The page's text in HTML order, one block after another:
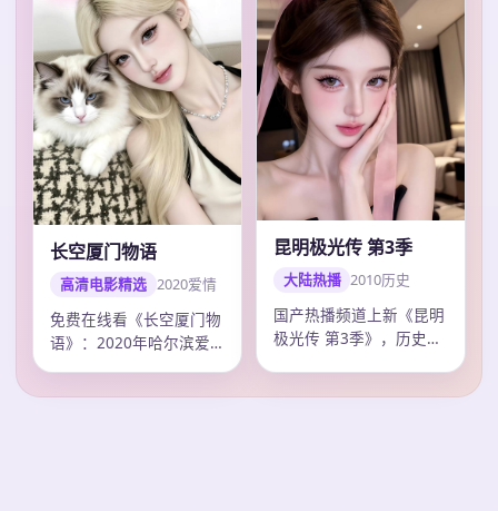
长空厦门物语
高清电影精选 2020爱情
免费在线看《长空厦门物
语》：2020年哈尔滨爱
昆明极光传 第3季
大陆热播 2010历史
国产热播频道上新《昆明
极光传 第3季》，历史剧